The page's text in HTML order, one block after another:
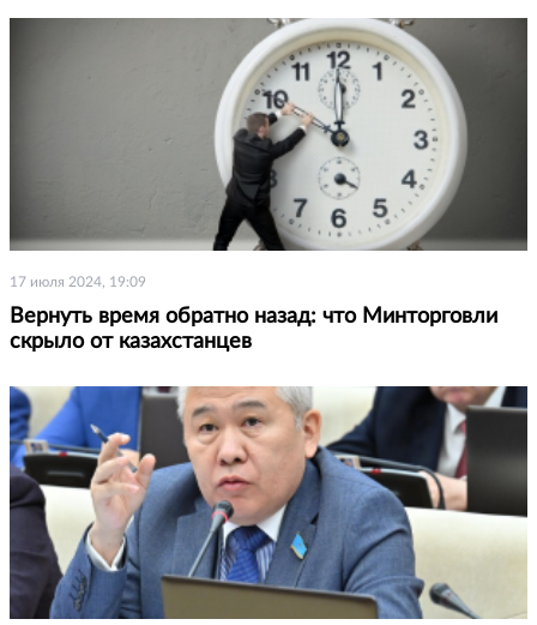
17 июля 2024, 19:09
Вернуть время обратно назад: что Минторговли
скрыло от казахстанцев